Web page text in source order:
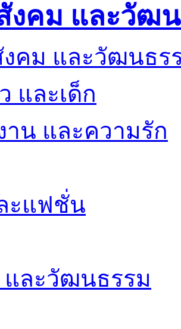
งคม และวัฒ
และเด็ก
าน และความรัก
ะแฟชั่น
และวัฒนธรรม